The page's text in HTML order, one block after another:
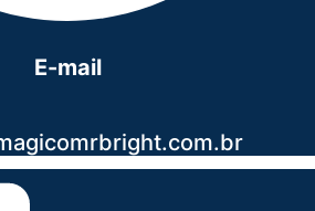
E-mail